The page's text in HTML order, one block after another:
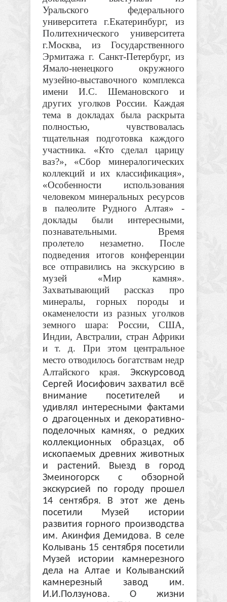
Уральского федерального
университета г.Екатеринбург, из
Политехнического университета
г.Москва, из Государственного
Эрмитажа г. Санкт-Петербург, из
Ямало-ненецкого окружного
музейно-выставочного комплекса
имени И.С. Шемановского и
других уголков России. Каждая
тема в докладах была раскрыта
полностью, чувствовалась
тщательная подготовка каждого
участника. «Кто сделал царицу
ваз?», «Сбор минералогических
коллекций и их классификация»,
«Особенности использования
человеком минеральных ресурсов
в палеолите Рудного Алтая» -
доклады были интересными,
познавательными. Время
пролетело незаметно. После
подведения итогов конференции
все отправились на экскурсию в
музей «Мир камня».
Захватывающий рассказ про
минералы, горных породы и
окаменелости из разных уголков
земного шара: России, США,
Индии, Австралии, стран Африки
и т. д. При этом центральное
место отводилось богатствам недр
Алтайского края.
Экскурсовод
Сергей Иосифович захватил всё
внимание посетителей и
удивлял интересными фактами
о драгоценных и декоративно-
поделочных камнях, о редких
коллекционных образцах, об
ископаемых древних животных
и растений. Выезд в город
Змеиногорск с обзорной
экскурсией по городу прошел
14 сентября. В этот же день
посетили Музей истории
развития горного производства
им. Акинфия Демидова. В селе
Колывань 15 сентября посетили
Музей истории камнерезного
дела на Алтае и Колыванский
камнерезный завод им.
И.И.Ползунова. О жизни